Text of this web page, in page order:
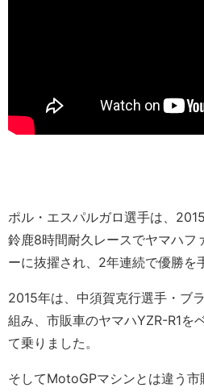
ポル・エスパルガロ選手は、
鈴鹿8時間耐久レースでヤマハフ
ーに抜擢され、2年連続で優勝を
2015年は、中須賀克行選手・ブ
組み、市販車のヤマハYZR-R1を
て乗りました。
そしてMotoGPマシンとは違う